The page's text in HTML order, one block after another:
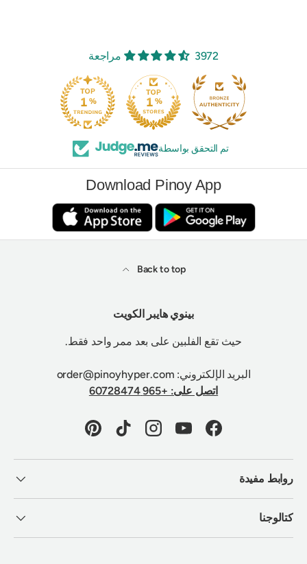
3972 مراجعة
تم التحقق بواسطة
Download Pinoy App
Back to top
بينوي هايبر الكويت
حيث تقع الفلبين على بعد ممر واحد فقط.
البريد الإلكتروني: order@pinoyhyper.com
اتصل على: +965 60728474
Facebook
YouTube
Instagram
TikTok
Pinterest
روابط مفيدة
كتالوجنا